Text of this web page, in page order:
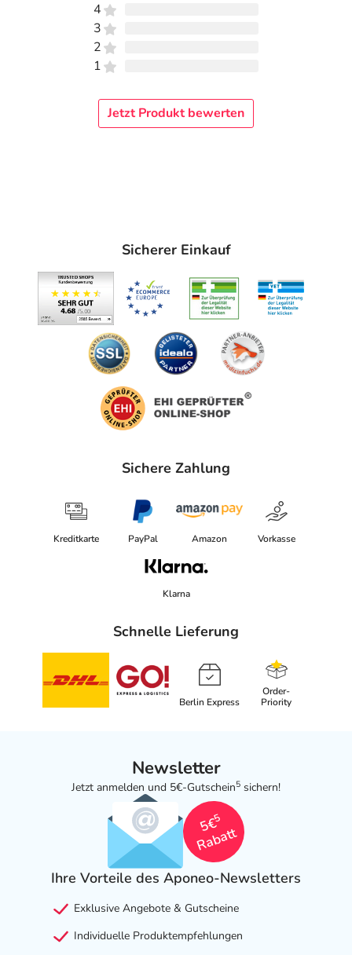
4
3
2
1
Jetzt Produkt bewerten
Sicherer Einkauf
Sichere Zahlung
Kreditkarte PayPal Amazon Vorkasse
Klarna
Schnelle Lieferung
Berlin Express
Order-
Priority
Newsletter
Jetzt anmelden und 5€-Gutschein5 sichern!
5€
5
Rabatt
Ihre Vorteile des Aponeo-Newsletters
Exklusive Angebote & Gutscheine
Individuelle Produktempfehlungen